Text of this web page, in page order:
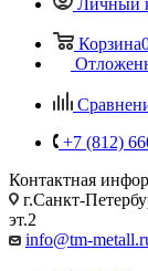
Личный
Корзина
+7 (812)
Контактная
г.Санкт-
эт.2
info@tm-